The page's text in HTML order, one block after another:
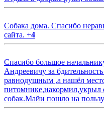
Собака дома. Спасибо
сайта. +4
Спасибо большое
Андреевичу за
равнодушным ,а нашёл
питомнике,накормил,укрыл
собак.Майи пошло на